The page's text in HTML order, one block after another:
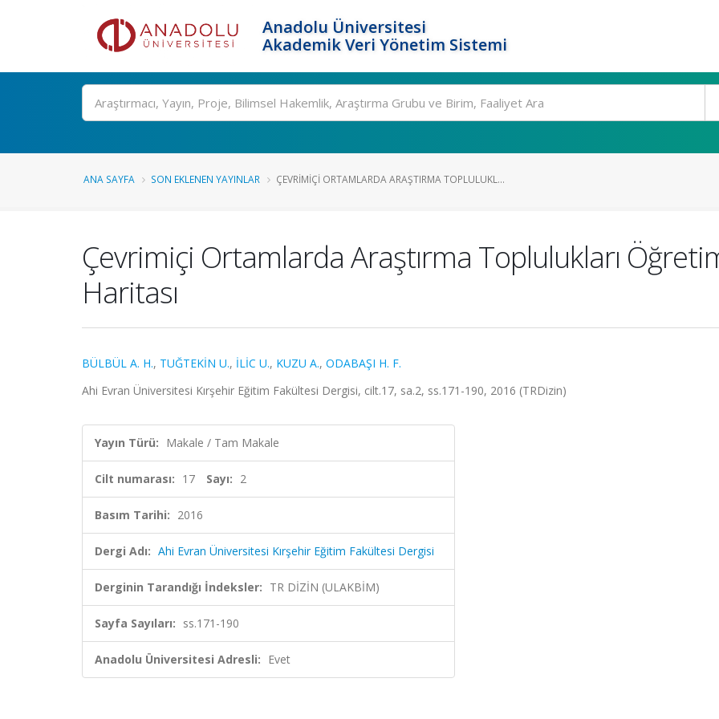
Anadolu Üniversitesi
Akademik Veri Yönetim Sistemi
Ara
ANA SAYFA SON EKLENEN YAYINLAR ÇEVRIMIÇI ORTAMLARDA ARAŞTIRMA TOPLULUKL...
Çevrimiçi Ortamlarda Araştırma Toplulukları
Haritası
BÜLBÜL A. H., TUĞTEKİN U., İLİC U., KUZU A., ODABAŞI H. F.
Ahi Evran Üniversitesi Kırşehir Eğitim Fakültesi Dergisi, cilt.17, sa.2, ss.171-190, 2016 (TRDizin)
Yayın Türü: Makale / Tam Makale
Cilt numarası: 17 Sayı: 2
Basım Tarihi: 2016
Dergi Adı: Ahi Evran Üniversitesi Kırşehir Eğitim Fakültesi Dergisi
Derginin Tarandığı İndeksler: TR DİZİN (ULAKBİM)
Sayfa Sayıları: ss.171-190
Anadolu Üniversitesi Adresli: Evet